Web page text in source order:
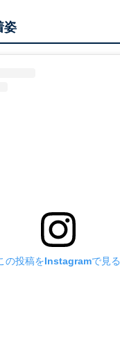
姿
の投稿をInstagramで見る